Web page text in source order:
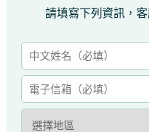
請填寫下列資訊，